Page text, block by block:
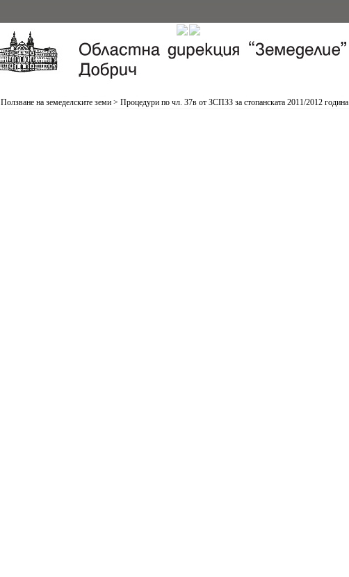
Ползване на земеделските земи > Процедури по чл. 37в от ЗСПЗЗ за стопанската 2011/2012 година